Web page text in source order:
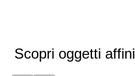
Scopri oggetti affini